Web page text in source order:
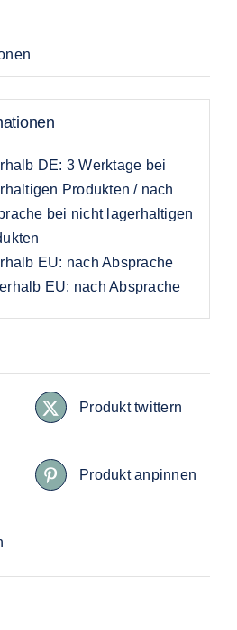
DE: 3 Werktage bei
Produkten / nach
bei nicht lagerhaltigen
EU: nach Absprache
EU: nach Absprache
Produkt twittern
Produkt anpinnen